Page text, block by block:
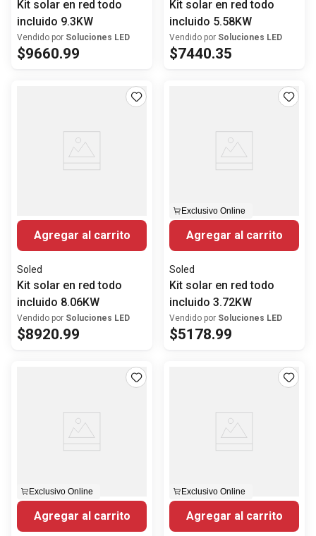
Kit solar en red todo
incluido 9.3KW
Vendido por Soluciones LED
$9660.99
Kit solar en red todo
incluido 5.58KW
Vendido por Soluciones LED
$7440.35
Agregar al carrito
Soled
Kit solar en red todo
incluido 8.06KW
Vendido por Soluciones LED
$8920.99
Exclusivo Online
Agregar al carrito
Soled
Kit solar en red todo
incluido 3.72KW
Vendido por Soluciones LED
$5178.99
Exclusivo Online
Agregar al carrito
Exclusivo Online
Agregar al carrito